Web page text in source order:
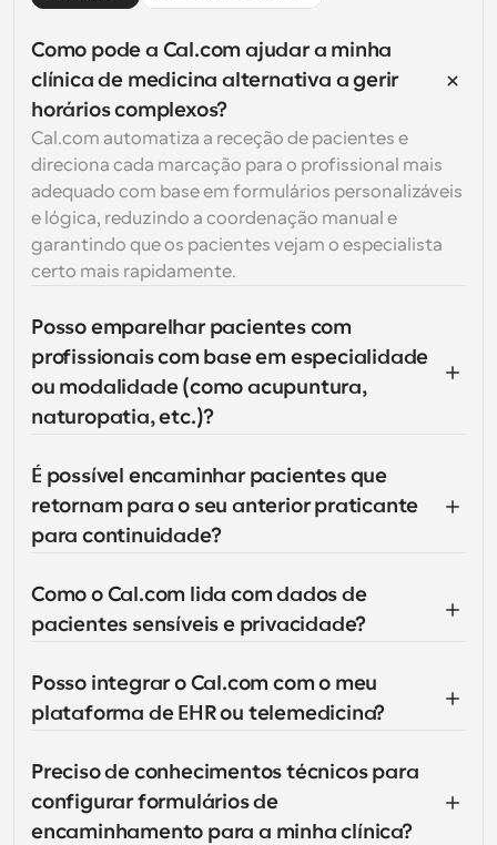
Como pode a Cal.com ajudar a minha
clínica de medicina alternativa a gerir
horários complexos?
Cal.com automatiza a receção de pacientes e
direciona cada marcação para o profissional mais
adequado com base em formulários personalizáveis
e lógica, reduzindo a coordenação manual e
garantindo que os pacientes vejam o especialista
certo mais rapidamente.
Posso emparelhar pacientes com
profissionais com base em especialidade
ou modalidade (como acupuntura,
naturopatia, etc.)?
É possível encaminhar pacientes que
retornam para o seu anterior praticante
para continuidade?
Como o Cal.com lida com dados de
pacientes sensíveis e privacidade?
Posso integrar o Cal.com com o meu
plataforma de EHR ou telemedicina?
Preciso de conhecimentos técnicos para
configurar formulários de
encaminhamento para a minha clínica?